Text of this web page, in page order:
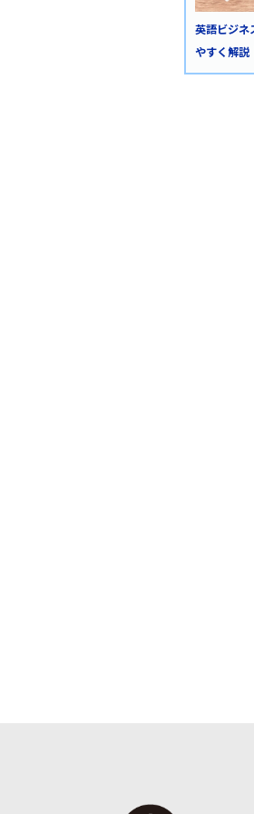
英語ビジネ
やすく解説